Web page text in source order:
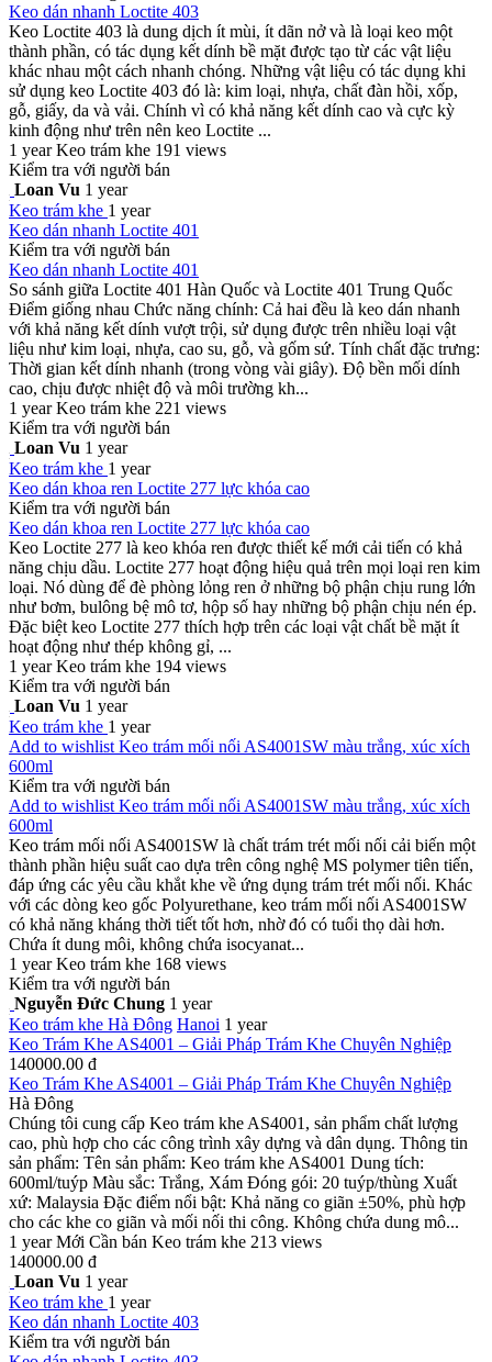
Keo dán nhanh Loctite 403
Keo Loctite 403 là dung dịch ít mùi, ít dãn nở và là loại keo một
thành phần, có tác dụng kết dính bề mặt được tạo từ các vật liệu
khác nhau một cách nhanh chóng. Những vật liệu có tác dụng khi
sử dụng keo Loctite 403 đó là: kim loại, nhựa, chất đàn hồi, xốp,
gỗ, giấy, da và vải. Chính vì có khả năng kết dính cao và cực kỳ
kinh động như trên nên keo Loctite ...
1 year Keo trám khe 191 views
Kiểm tra với người bán
Loan Vu 1 year
Keo trám khe 1 year
Keo dán nhanh Loctite 401
Kiểm tra với người bán
Keo dán nhanh Loctite 401
So sánh giữa Loctite 401 Hàn Quốc và Loctite 401 Trung Quốc
Điểm giống nhau Chức năng chính: Cả hai đều là keo dán nhanh
với khả năng kết dính vượt trội, sử dụng được trên nhiều loại vật
liệu như kim loại, nhựa, cao su, gỗ, và gốm sứ. Tính chất đặc trưng:
Thời gian kết dính nhanh (trong vòng vài giây). Độ bền mối dính
cao, chịu được nhiệt độ và môi trường kh...
1 year Keo trám khe 221 views
Kiểm tra với người bán
Loan Vu 1 year
Keo trám khe 1 year
Keo dán khoa ren Loctite 277 lực khóa cao
Kiểm tra với người bán
Keo dán khoa ren Loctite 277 lực khóa cao
Keo Loctite 277 là keo khóa ren được thiết kế mới cải tiến có khả
năng chịu dầu. Loctite 277 hoạt động hiệu quả trên mọi loại ren kim
loại. Nó dùng để đè phòng lỏng ren ở những bộ phận chịu rung lớn
như bơm, bulông bệ mô tơ, hộp số hay những bộ phận chịu nén ép.
Đặc biệt keo Loctite 277 thích hợp trên các loại vật chất bề mặt ít
hoạt động như thép không gỉ, ...
1 year Keo trám khe 194 views
Kiểm tra với người bán
Loan Vu 1 year
Keo trám khe 1 year
Add to wishlist Keo trám mối nối AS4001SW màu trắng, xúc xích
600ml
Kiểm tra với người bán
Add to wishlist Keo trám mối nối AS4001SW màu trắng, xúc xích
600ml
Keo trám mối nối AS4001SW là chất trám trét mối nối cải biến một
thành phần hiệu suất cao dựa trên công nghệ MS polymer tiên tiến,
đáp ứng các yêu cầu khắt khe về ứng dụng trám trét mối nối. Khác
với các dòng keo gốc Polyurethane, keo trám mối nối AS4001SW
có khả năng kháng thời tiết tốt hơn, nhờ đó có tuổi thọ dài hơn.
Chứa ít dung môi, không chứa isocyanat...
1 year Keo trám khe 168 views
Kiểm tra với người bán
Nguyễn Đức Chung 1 year
Keo trám khe Hà Đông Hanoi 1 year
Keo Trám Khe AS4001 – Giải Pháp Trám Khe Chuyên Nghiệp
140000.00 đ
Keo Trám Khe AS4001 – Giải Pháp Trám Khe Chuyên Nghiệp
Hà Đông
Chúng tôi cung cấp Keo trám khe AS4001, sản phẩm chất lượng
cao, phù hợp cho các công trình xây dựng và dân dụng. Thông tin
sản phẩm: Tên sản phẩm: Keo trám khe AS4001 Dung tích:
600ml/tuýp Màu sắc: Trắng, Xám Đóng gói: 20 tuýp/thùng Xuất
xứ: Malaysia Đặc điểm nổi bật: Khả năng co giãn ±50%, phù hợp
cho các khe co giãn và mối nối thi công. Không chứa dung mô...
1 year Mới Cần bán Keo trám khe 213 views
140000.00 đ
Loan Vu 1 year
Keo trám khe 1 year
Keo dán nhanh Loctite 403
Kiểm tra với người bán